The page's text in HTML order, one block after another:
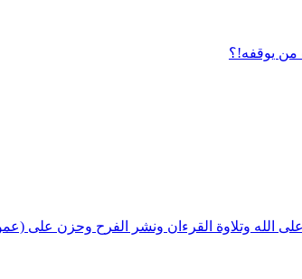
يوقفه!؟
الله وتلاوة القرءان ونشر الفرح وحزن على